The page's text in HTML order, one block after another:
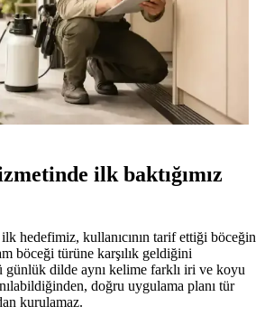
ilk baktığımız
ilk hedefimiz, kullanıcının tarif ettiği böceğin
böceği türüne karşılık geldiğini
günlük dilde aynı kelime farklı iri ve koyu
doğru uygulama planı tür
kurulamaz.